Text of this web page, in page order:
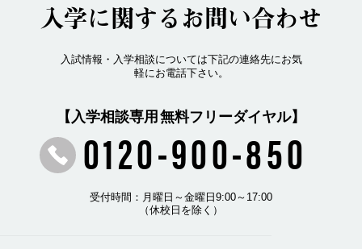
入学に関するお問い合わせ
入試情報・入学相談については下記の連絡先にお気
軽にお電話下さい。
0120-900-850
【入学相談専用 無料フリーダイヤル】
受付時間：月曜日～金曜日9:00～17:00
（休校日を除く）